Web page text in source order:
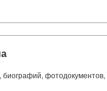
биографий,